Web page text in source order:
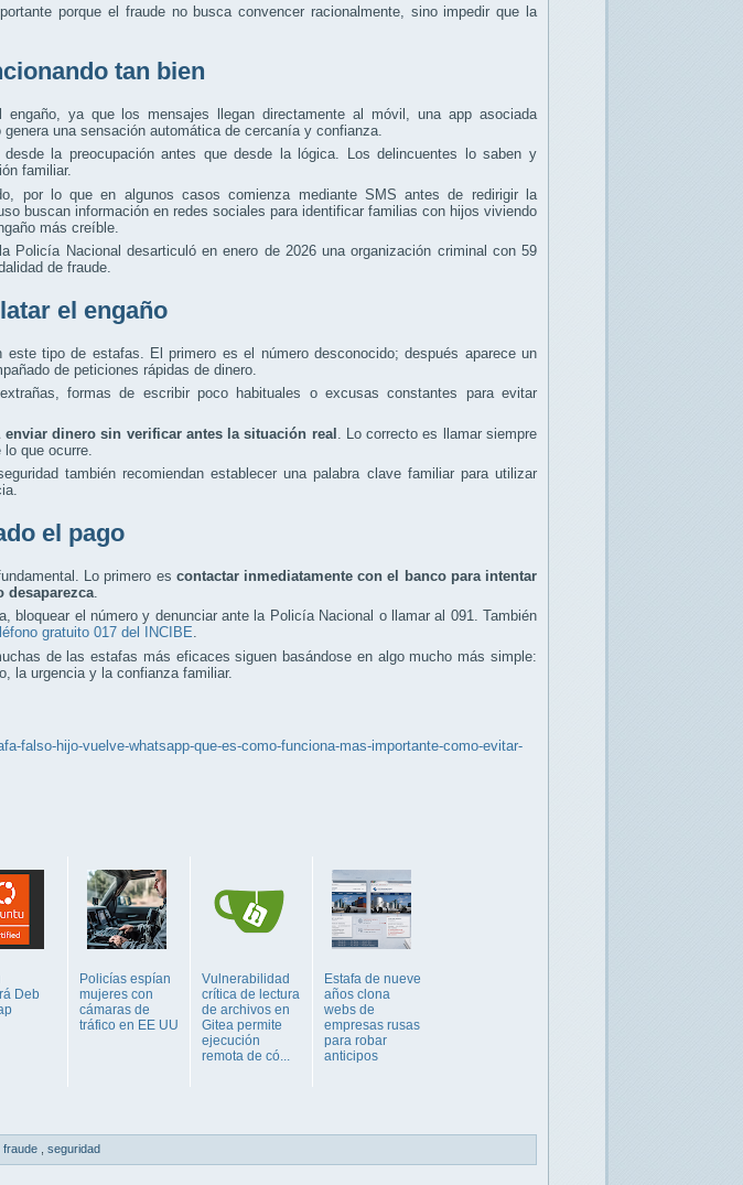
porque el fraude no busca convencer racionalmente, sino impedir que la
tan bien
ya que los mensajes llegan directamente al móvil, una app asociada
una sensación automática de cercanía y confianza.
la preocupación antes que desde la lógica. Los delincuentes lo saben y
familiar.
por lo que en algunos casos comienza mediante SMS antes de redirigir la
buscan información en redes sociales para identificar familias con hijos viviendo
más creíble.
Policía Nacional desarticuló en enero de 2026 una organización criminal con 59
de fraude.
el engaño
este tipo de estafas. El primero es el número desconocido; después aparece un
de peticiones rápidas de dinero.
formas de escribir poco habituales o excusas constantes para evitar
enviar dinero sin verificar antes la situación real
. Lo correcto es llamar siempre
que ocurre.
también recomiendan establecer una palabra clave familiar para utilizar
el pago
Lo primero es contactar inmediatamente con el banco para intentar
desaparezca
bloquear el número y denunciar ante la Policía Nacional o llamar al 091. También
gratuito 017 del INCIBE.
de las estafas más eficaces siguen basándose en algo mucho más simple:
la urgencia y la confianza familiar.
falso-hijo-vuelve-whatsapp-que-es-como-funciona-mas-importante-como-evitar-
Deb
Policías espían
mujeres con
cámaras de
tráfico en EE UU
Vulnerabilidad
crítica de lectura
de archivos en
Gitea permite
ejecución
remota de có...
Estafa de nueve
años clona
webs de
empresas rusas
para robar
anticipos
fraude seguridad